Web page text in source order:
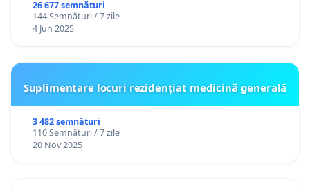
26 677 semnături
144 Semnături / 7 zile
4 Jun 2025
Suplimentare locuri rezidențiat medicină generală
3 482 semnături
110 Semnături / 7 zile
20 Nov 2025